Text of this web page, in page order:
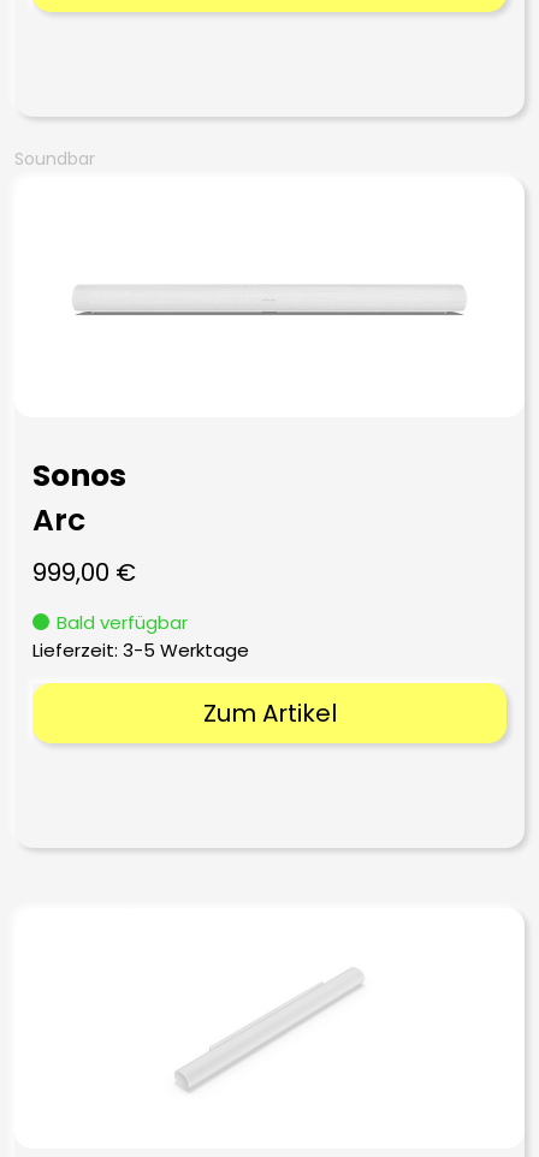
Soundbar
Sonos
Arc
999,00 €
Bald verfügbar
Lieferzeit: 3-5 Werktage
Zum Artikel